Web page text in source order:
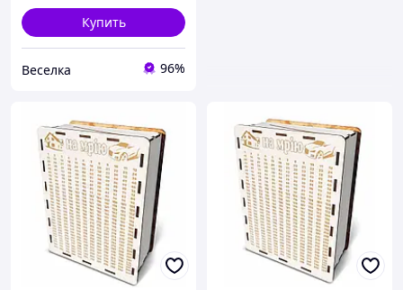
Купить
Веселка 96%